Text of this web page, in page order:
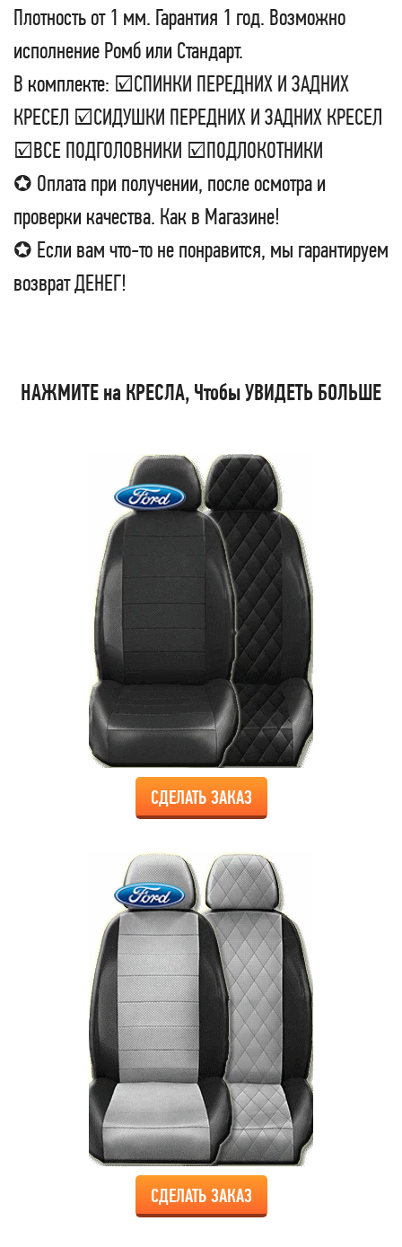
Плотность от 1 мм. Гарантия 1 год. Возможно
исполнение Ромб или Стандарт.
В комплекте: ☑СПИНКИ ПЕРЕДНИХ И ЗАДНИХ
КРЕСЕЛ ☑СИДУШКИ ПЕРЕДНИХ И ЗАДНИХ КРЕСЕЛ
☑ВСЕ ПОДГОЛОВНИКИ ☑ПОДЛОКОТНИКИ
✪ Оплата при получении, после осмотра и
проверки качества. Как в Магазине!
✪ Если вам что-то не понравится, мы гарантируем
возврат ДЕНЕГ!
НАЖМИТЕ на КРЕСЛА, Чтобы УВИДЕТЬ БОЛЬШЕ
СДЕЛАТЬ ЗАКАЗ
СДЕЛАТЬ ЗАКАЗ